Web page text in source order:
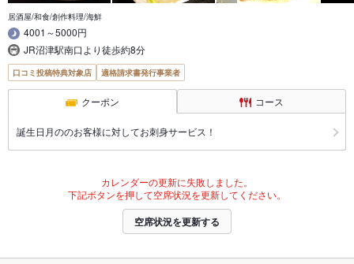
居酒屋/和食/創作料理/海鮮
4001～5000円
JR沼津駅南口より徒歩約8分
口コミ投稿特典対象店 適格請求書発行事業者
クーポン コース
誕生日月ののお客様に対してお刺身サービス！
カレンダーの更新に失敗しました。
下記ボタンを押して空席状況を更新してください。
空席状況を更新する